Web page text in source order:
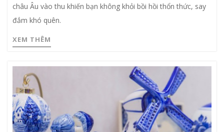
châu Âu vào thu khiến bạn không khỏi bồi hồi thổn thức, say
đắm khó quên.
XEM THÊM